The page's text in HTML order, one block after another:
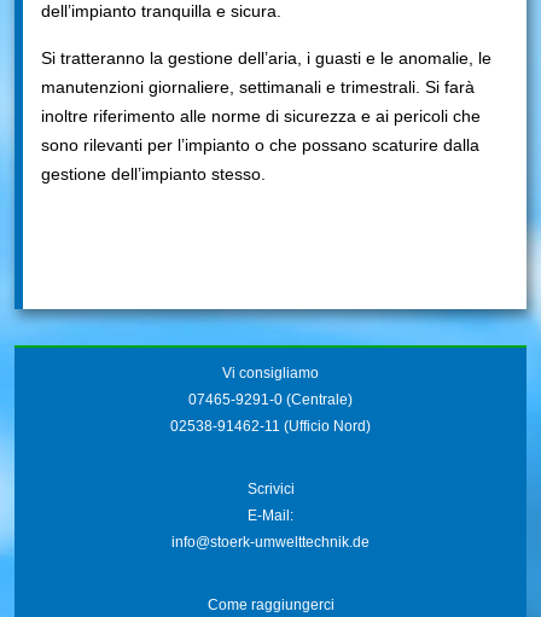
dell’impianto tranquilla e sicura.
Si tratteranno la gestione dell’aria, i guasti e le anomalie, le
manutenzioni giornaliere, settimanali e trimestrali. Si farà
inoltre riferimento alle norme di sicurezza e ai pericoli che
sono rilevanti per l’impianto o che possano scaturire dalla
gestione dell’impianto stesso.
Vi consigliamo
07465-9291-0 (Centrale)
02538-91462-11 (Ufficio Nord)
Scrivici
E-Mail:
info@stoerk-umwelttechnik.de
Come raggiungerci